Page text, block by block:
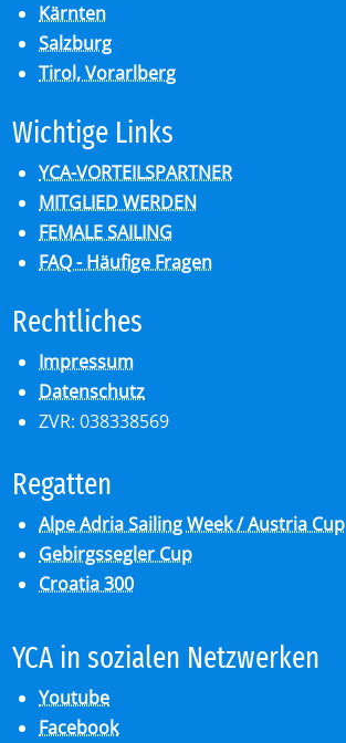
Kärnten
Salzburg
Tirol, Vorarlberg
Wich­ti­ge Links
YCA-VORTEILSPARTNER
MITGLIED WERDEN
FEMALE SAILING
FAQ - Häufige Fragen
Recht­li­ches
Impressum
Datenschutz
ZVR: 038338569
Re­gat­ten
Alpe Adria Sailing Week / Austria Cup
Gebirgssegler Cup
Croatia 300
YCA in so­zia­len Netz­wer­ken
Youtube
Facebook